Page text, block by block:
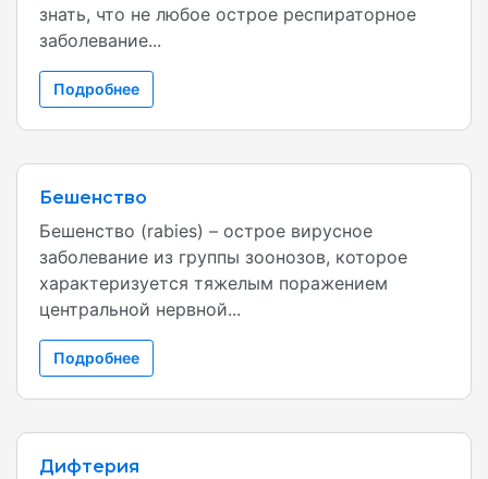
знать, что не любое острое респираторное
заболевание...
Подробнее
Бешенство
Бешенство (rabies) – острое вирусное
заболевание из группы зоонозов, которое
характеризуется тяжелым поражением
центральной нервной...
Подробнее
Дифтерия